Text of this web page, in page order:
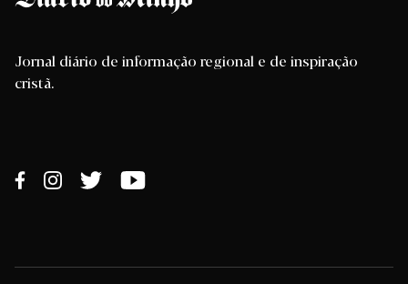
Jornal diário de informação regional e de inspiração
cristã.